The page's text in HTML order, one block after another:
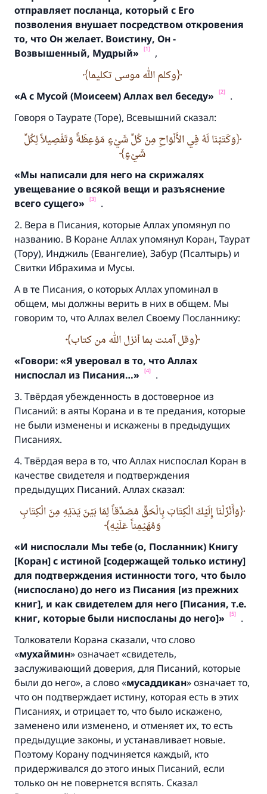
отправляет посланца, который с Его
позволения внушает посредством откровения
то, что Он желает. Воистину, Он -
Возвышенный, Мудрый» [1]
,
وكلم الله موسى تكليما
«А с Мусой (Моисеем)Аллах вел беседу» [2]
.
Говоря о Таурате (Торе), Всевышний сказал:
وَكَتَبْنَا لَهُ فِي الأَلْوَاحِ مِنْ كُلِّ شَيْءٍ مَوْعِظَةً وَتَفْصِيلاً لِكُلِّ
شَيْءٍ
«Мы написали для него на скрижалях
увещевание о всякой вещи и разъяснение
всего сущего»
[3]
.
2. Вера в Писания, которые Аллах упомянул по
названию. В Коране Аллах упомянул Коран, Таурат
(Тору), Инджиль (Евангелие), Забур (Псалтырь) и
Свитки Ибрахима и Мусы.
А в те Писания, о которых Аллах упоминал в
общем, мы должны верить в них в общем. Мы
говорим то, что Аллах велел Своему Посланнику:
وقل آمنت بما أنزل الله من كتاب
«Говори:«Я уверовал в то, что Аллах
ниспослал из Писания…» [4]
.
3. Твёрдая убежденность в достоверное из
Писаний: в аяты Корана и в те предания, которые
не были изменены и искажены в предыдущих
Писаниях.
4. Твёрдая вера в то, что Аллах ниспослал Коран в
качестве свидетеля и подтверждения
предыдущих Писаний. Аллах сказал:
وَأَنْزَلْنَا إِلَيْكَ الْكِتَابَ بِالْحَقِّ مُصَدِّقاً لِمَا بَيْنَ يَدَيْهِ مِنَ الْكِتَابِ
وَمُهَيْمِناً عَلَيْهِ
«И ниспослали Мы тебе (о, Посланник) Книгу
[Коран]с истиной [содержащей только истину]
для подтверждения истинности того, что было
(ниспослано) до него из Писания [из прежних
книг], и как свидетелем для него [Писания, т.е.
книг, которые были ниспосланы до него]» [5]
.
Толкователи Корана сказали, что слово
«мухаймин» означает «свидетель,
заслуживающий доверия, для Писаний, которые
были до него», а слово «мусаддикан» означает то,
что он подтверждает истину, которая есть в этих
Писаниях, и отрицает то, что было искажено,
заменено или изменено, и отменяет их, то есть
предыдущие законы, и устанавливает новые.
Поэтому Корану подчиняется каждый, кто
придерживался до этого иных Писаний, если
только он не повернется вспять. Сказал